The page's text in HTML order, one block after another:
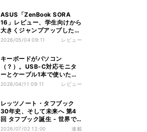
ASUS「ZenBook SORA
16」レビュー、学生向けから
大きくジャンプアップした
Snapdragon X2 Elite
2026/05/04 09:11 レビュー
キーボードがパソコン
（？）。USB-C対応モニタ
ーとケーブル1本で使いたい
HP「EliteBoard G1a」レビ
2026/04/11 09:11 レビュー
レッツノート・タフブック
30年史、そして未来へ 第4
回 タフブック誕生 - 世界で
評価される「堅牢な道具」、
2026/07/02 12:00 連載